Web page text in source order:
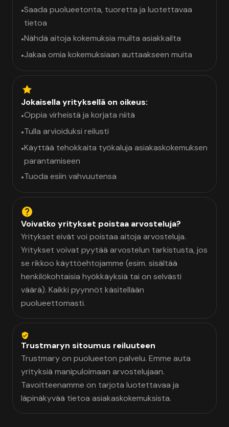
•Saada puolueetonta, tuoretta ja luotettavaa
tietoa
•Nähdä aitoja kokemuksia muilta asiakkailta
•Jakaa omia kokemuksiaan auttaakseen muita
Jokaisella yrityksellä on oikeus:
•Oppia virheistä ja korjata niitä
•Tulla arvioiduksi reilusti
•Käyttää tehokkaita työkaluja asiakaskokemuksen
parantamiseen
•Tuoda esiin vahvuutensa
Voivatko yritykset poistaa arvosteluja?
Yritykset eivät voi poistaa aitoja arvosteluja.
Yritykset voivat pyytää arvostelun tarkistusta, jos
se rikkoo käyttöehtojamme (esim. sisältää
henkilökohtaisia hyökkäyksiä tai on selvästi
väärä). Kaikki pyynnöt käsitellään
puolueettomasti.
Trustmaryn sitoumus reiluuteen
Trustmary on puolueeton palvelu. Emme auta
yrityksiä manipuloimaan arvostelujaan.
Tavoitteenamme on tarjota luotettavaa ja
läpinäkyvää tietoa asiakaskokemuksista.